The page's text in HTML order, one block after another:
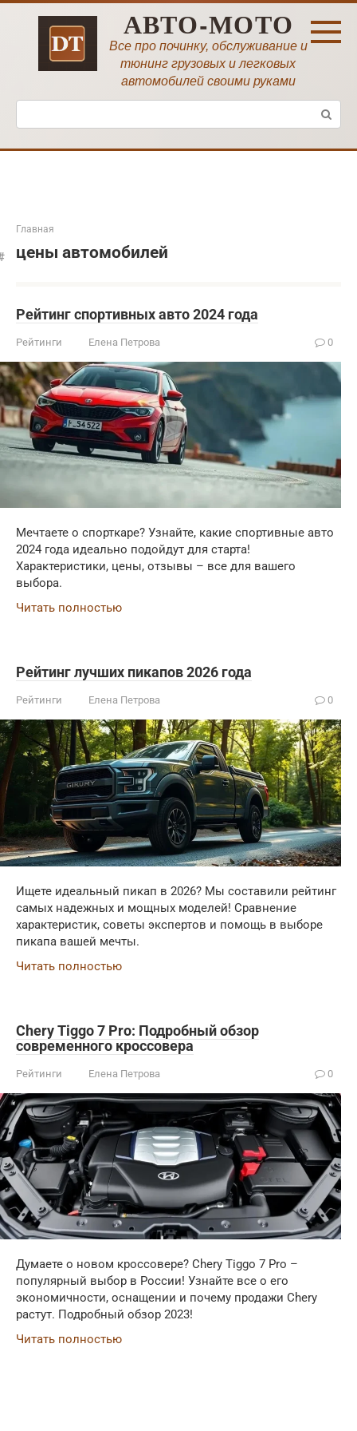
Перейти
АВТО-МОТО
Все про починку, обслуживание и
тюнинг грузовых и легковых
автомобилей своими руками
Поиск:
Главная
цены автомобилей
Рейтинг спортивных авто 2024 года
Рейтинги Елена Петрова 0
Мечтаете о спорткаре? Узнайте, какие спортивные авто
2024 года идеально подойдут для старта!
Характеристики, цены, отзывы – все для вашего
выбора.
Читать полностью
Рейтинг лучших пикапов 2026 года
Рейтинги Елена Петрова 0
Ищете идеальный пикап в 2026? Мы составили рейтинг
самых надежных и мощных моделей! Сравнение
характеристик, советы экспертов и помощь в выборе
пикапа вашей мечты.
Читать полностью
Chery Tiggo 7 Pro: Подробный обзор
современного кроссовера
Рейтинги Елена Петрова 0
Думаете о новом кроссовере? Chery Tiggo 7 Pro –
популярный выбор в России! Узнайте все о его
экономичности, оснащении и почему продажи Chery
растут. Подробный обзор 2023!
Читать полностью